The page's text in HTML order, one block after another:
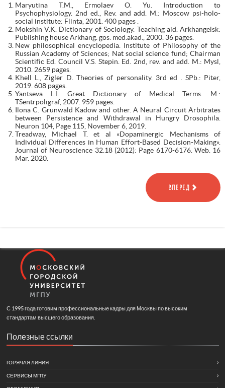
Maryutina T.M., Ermolaev O. Yu. Introduction to
Psychophysiology. 2nd ed., Rev. and add. M.: Moscow psi-holo-
social institute: Flinta, 2001. 400 pages .
Mokshin V.K. Dictionary of Sociology. Teaching aid. Arkhangelsk:
Publishing house Аrkhang. gos. med.akad., 2000. 36 pages.
New philosophical encyclopedia. Institute of Philosophy of the
Russian Academy of Sciences; Nat social science fund; Chairman
Scientific Ed. Council V.S. Stepin. Ed. 2nd, rev. and add. M.: Mysl,
2010. 2659 pages.
Khell L., Zigler D. Theories of personality. 3rd ed . SPb.: Piter,
2019. 608 pages.
Yantseva L.I. Great Dictionary of Medical Terms. M.:
TSentrpoligraf, 2007. 959 pages.
Ilona C. Grunwald Kadow and other. A Neural Circuit Arbitrates
between Persistence and Withdrawal in Hungry Drosophila.
Neuron 104, Page 115, November 6, 2019.
Treadway, Michael T. et al «Dopaminergic Mechanisms of
Individual Differences in Human Effort-Based Decision-Making».
Journal of Neuroscience 32.18 (2012): Page 6170-6176. Web. 16
Mar. 2020.
ВПЕРЕД
С 1995 года готовим профессиональные кадры для Москвы по высоким
стандартам высшего образования.
Полезные ссылки
ГОРЯЧАЯ ЛИНИЯ
СЕРВИСЫ МГПУ